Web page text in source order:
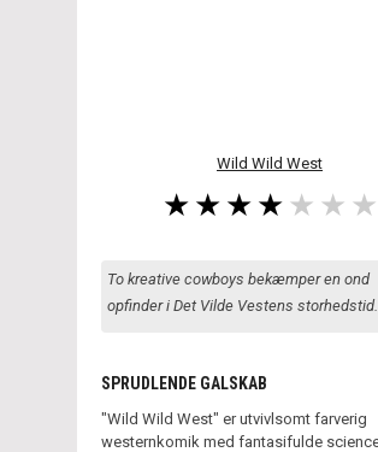
Wild Wild West
To kreative cowboys bekæmper en ond
opfinder i Det Vilde Vestens storhedstid.
SPRUDLENDE GALSKAB
"Wild Wild West" er utvivlsomt farverig
westernkomik med fantasifulde